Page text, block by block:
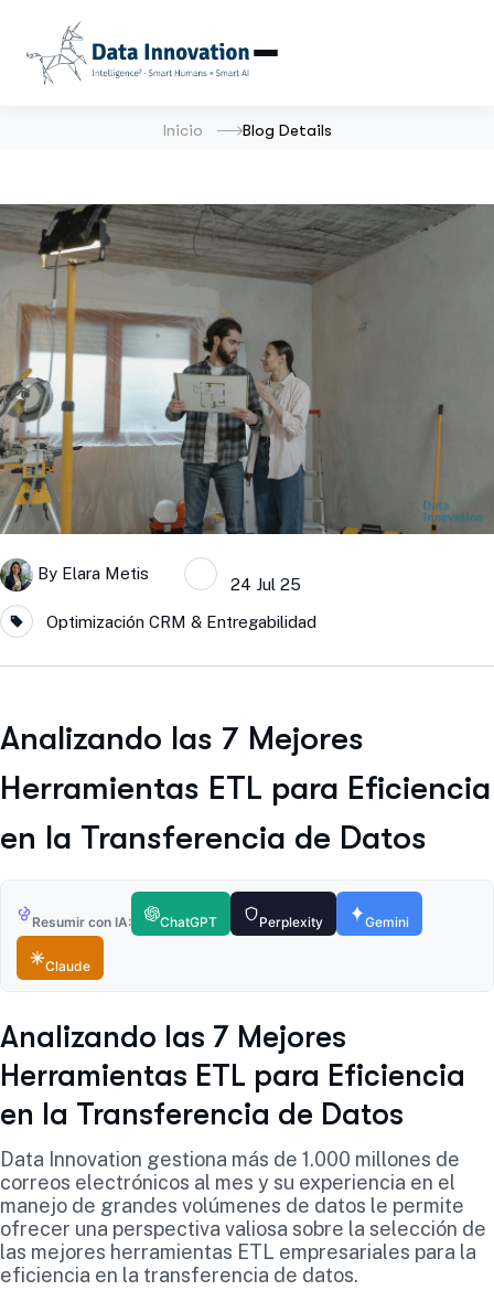
Inicio Blog Details
By Elara Metis
24 Jul 25
Optimización CRM & Entregabilidad
Analizando las 7 Mejores
Herramientas ETL para Eficiencia
en la Transferencia de Datos
Resumir con IA: ChatGPT Perplexity Gemini
Claude
Analizando las 7 Mejores
Herramientas ETL para Eficiencia
en la Transferencia de Datos
Data Innovation gestiona más de 1.000 millones de
correos electrónicos al mes y su experiencia en el
manejo de grandes volúmenes de datos le permite
ofrecer una perspectiva valiosa sobre la selección de
las mejores herramientas ETL empresariales para la
eficiencia en la transferencia de datos.